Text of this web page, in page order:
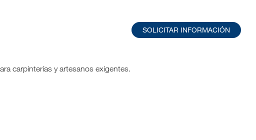
SOLICITAR INFORMACIÓN
carpinterías y artesanos exigentes.